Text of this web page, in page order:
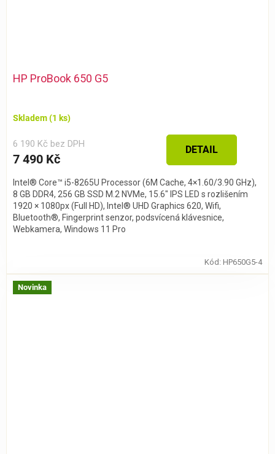
HP ProBook 650 G5
Skladem(1 ks)
6 190 Kč bez DPH
7 490 Kč
DETAIL
Intel® Core™ i5-8265U Processor (6M Cache, 4×1.60/3.90 GHz),
8 GB DDR4, 256 GB SSD M.2 NVMe, 15.6″ IPS LED s rozlišením
1920 × 1080px (Full HD), Intel® UHD Graphics 620, Wifi,
Bluetooth®, Fingerprint senzor, podsvícená klávesnice,
Webkamera, Windows 11 Pro
Kód: HP650G5-4
Novinka